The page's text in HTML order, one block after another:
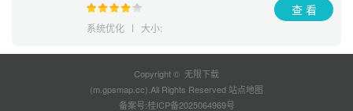
系统优化 大小:
查 看
Copyright © 无限下载
(m.gpsmap.cc).All Rights Reserved 站点地图
备案号:桂ICP备2025064969号